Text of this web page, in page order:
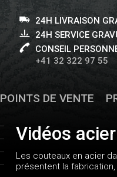
24H LIVRAISON
24H SERVICE
CONSEIL
+41 32 322 97 55
POINTS DE VENTE
Vidéos
Les couteaux en acier
présentent la